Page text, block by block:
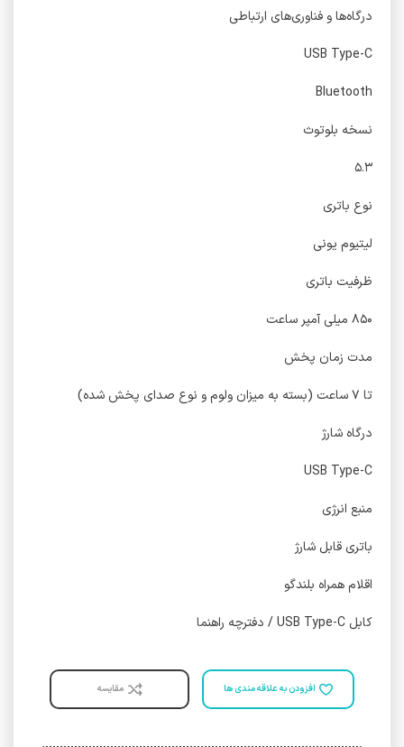
درگاه‌ها و فناوری‌های ارتباطی
USB Type-C
Bluetooth
نسخه‌ بلوتوث
۵.۳
نوع باتری
لیتیوم یونی
ظرفیت باتری
۸۵۰ میلی آمپر ساعت
مدت زمان پخش
تا ۷ ساعت (بسته به میزان ولوم و نوع صدای پخش شده)
درگاه شارژ
USB Type-C
منبع انرژی
باتری قابل شارژ
اقلام همراه بلندگو
کابل USB Type-C / دفترچه راهنما
افزودن به علاقه مندی ها مقایسه